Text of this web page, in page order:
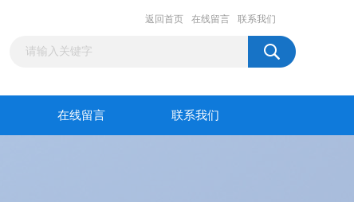
返回首页 在线留言 联系我们
在线留言 联系我们